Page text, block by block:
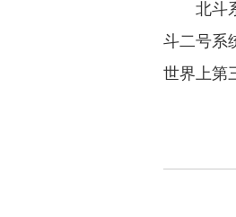
北斗系
斗二号系
世界上第